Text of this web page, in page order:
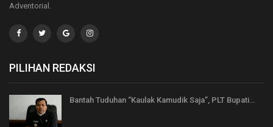
Adventorial.
PILIHAN REDAKSI
Bantah Tuduhan “Kaulak Kamudik Saja”, PLT Bupati…